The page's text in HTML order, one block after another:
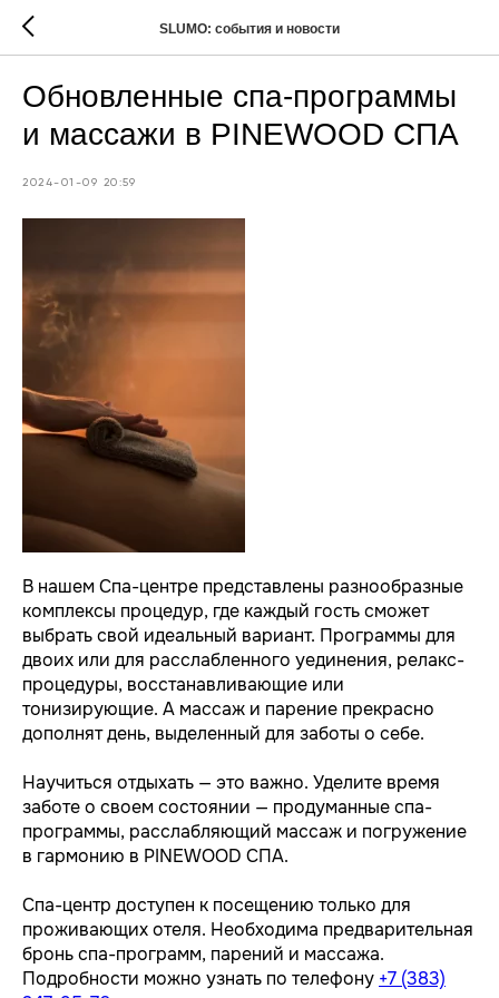
SLUMO: события и новости
Обновленные спа-программы
и массажи в PINEWOOD СПА
2024-01-09 20:59
В нашем Спа-центре представлены разнообразные
комплексы процедур, где каждый гость сможет
выбрать свой идеальный вариант. Программы для
двоих или для расслабленного уединения, релакс-
процедуры, восстанавливающие или
тонизирующие. А массаж и парение прекрасно
дополнят день, выделенный для заботы о себе.
Научиться отдыхать — это важно. Уделите время
заботе о своем состоянии — продуманные спа-
программы, расслабляющий массаж и погружение
в гармонию в PINEWOOD СПА.
Спа-центр доступен к посещению только для
проживающих отеля. Необходима предварительная
бронь спа-программ, парений и массажа.
Подробности можно узнать по телефону +7 (383)